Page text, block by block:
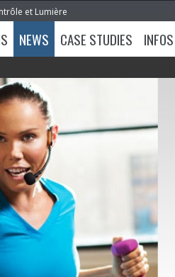
et Lumière
NEWS CASE STUDIES